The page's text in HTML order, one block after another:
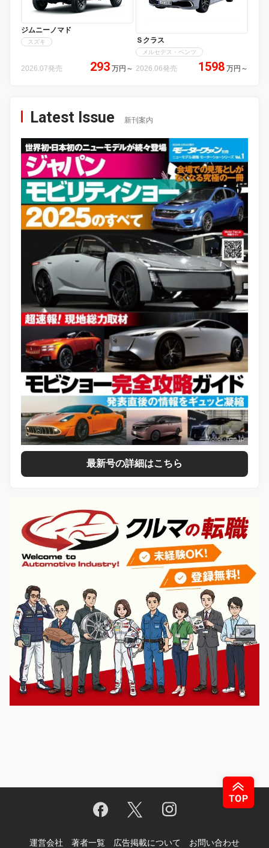
ジムニーノマド
スズキ
2026.07発売 293 万円 ～
Ｓクラス
メルセデス・ベンツ
2026.06発売 1598 万円 ～
Latest Issue 新刊案内
最新号の詳細はこちら
運営会社 著者一覧 広告掲載について お問い合わせ